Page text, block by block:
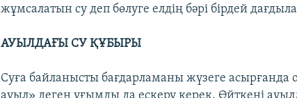
жұмсалатын су деп бөлуге елдің бәрі бірдей
АУЫЛДАҒЫ СУ ҚҰБЫРЫ
Суға байланысты бағдарламаны жүзеге асырғанда